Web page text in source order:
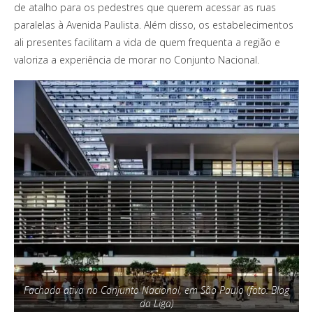
de atalho para os pedestres que querem acessar as ruas
paralelas à Avenida Paulista. Além disso, os estabelecimentos
ali presentes facilitam a vida de quem frequenta a região e
valoriza a experiência de morar no Conjunto Nacional.
Fachada ativa no Conjunto Nacional, em São Paulo (foto: Blog
da Liga)